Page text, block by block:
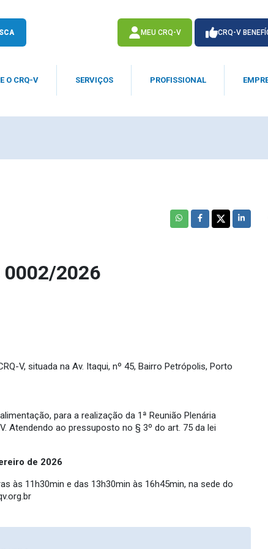
MEU CRQ-V CRQ-V
O CRQ-V SERVIÇOS PROFISSIONAL
0002/2026
V, situada na Av. Itaqui, nº 45, Bairro Petrópolis, Porto
para a realização da 1ª Reunião Plenária
Atendendo ao pressuposto no § 3º do art. 75 da lei
de 2026
às 11h30min e das 13h30min às 16h45min, na sede do